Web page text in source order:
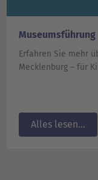
Museumsführung
Erfahren Sie mehr
Mecklenburg – für
Alles lesen...